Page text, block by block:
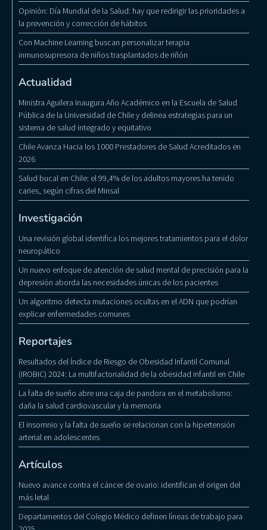
Opinión: Día Mundial de la Salud: hay que redirigir las prioridades a
la prevención y corrección de hábitos
Con Machine Learning buscan personalizar terapia
inmunosupresora de niños trasplantados de riñón
Actualidad
Ministra Aguilera Inaugura Año Académico en la Escuela de Salud
Pública de la Universidad de Chile y delinea estrategias para un
sistema de salud integrado y equitativo
Chile Avanza Hacia los 1000 Prestadores de Salud Acreditados en
2026
Salud bucal en Chile: el 99,4% de los adultos mayores ha tenido
caries, según cifras del Minsal
Investigación
Una revisión global identifica los mejores tratamientos para el dolor
neuropático
Un nuevo enfoque de atención de salud mental de precisión para la
depresión aborda las necesidades únicas de los pacientes
Un algoritmo detecta mutaciones ocultas en el ADN que podrían
explicar enfermedades comunes
Reportajes
Resultados del Índice de Riesgo de Obesidad Infantil Comunal
(IROBIC) 2024: La multifactorialidad de la obesidad infantil en Chile
La falta de sueño abre una caja de pandora en el metabolismo:
daña la salud cardiovascular y la memoria
El insomnio y la falta de sueño se relacionan con la hipertensión
arterial en adolescentes
Artículos
Nuevo avance contra el cáncer de ovario: identifican el origen del
más letal
Departamentos del Colegio Médico definen líneas de trabajo para